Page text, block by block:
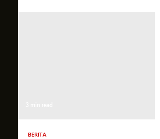
BERITA